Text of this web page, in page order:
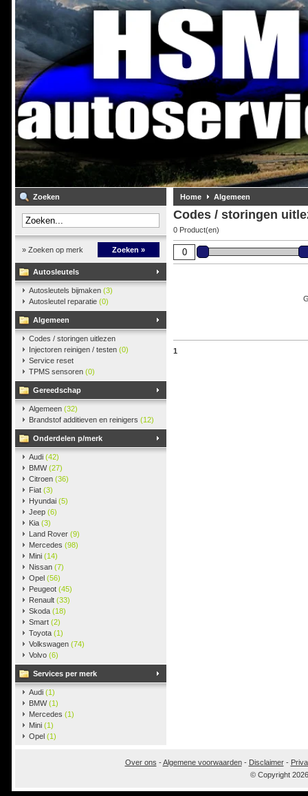
Zoeken
» Zoeken op merk Zoeken »
Autosleutels
Autosleutels bijmaken (3)
Autosleutel reparatie (0)
Algemeen
Codes / storingen uitlezen
Injectoren reinigen / testen (0)
Service reset
TPMS sensoren (0)
Gereedschap
Algemeen (32)
Brandstof additieven en reinigers (12)
Onderdelen p/merk
Audi (42)
BMW(27)
Citroen (36)
Fiat (3)
Hyundai (5)
Jeep (6)
Kia (3)
Land Rover (9)
Mercedes (98)
Mini (14)
Nissan (7)
Opel (56)
Peugeot (45)
Renault (33)
Skoda (18)
Smart (2)
Toyota (1)
Volkswagen (74)
Volvo (6)
Services per merk
Audi (1)
BMW(1)
Mercedes (1)
Mini (1)
Opel (1)
Home Algemeen
Codes / storingen
0 Product(en)
1
Over ons -Algemene voorwaarden- Disclaimer-
© Copyright